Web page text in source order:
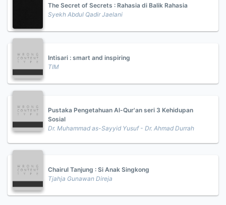
The Secret of Secrets : Rahasia di Balik Rahasia
Syekh Abdul Qadir Jaelani
Intisari : smart and inspiring
TIM
Pustaka Pengetahuan Al-Qur'an seri 3 Kehidupan
Sosial
Dr. Muhammad as-Sayyid Yusuf - Dr. Ahmad Durrah
Chairul Tanjung : Si Anak Singkong
Tjahja Gunawan Direja